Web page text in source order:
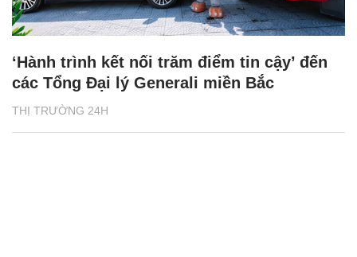
THỊ TRƯỜNG 24H
‘Hành trình kết nối trăm điểm tin cậy’ đến
các Tổng Đại lý Generali miền Bắc